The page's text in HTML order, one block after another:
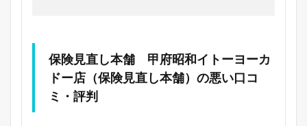
保険見直し本舗 甲府昭和イトーヨーカ
ドー店（保険見直し本舗）の悪い口コ
ミ・評判